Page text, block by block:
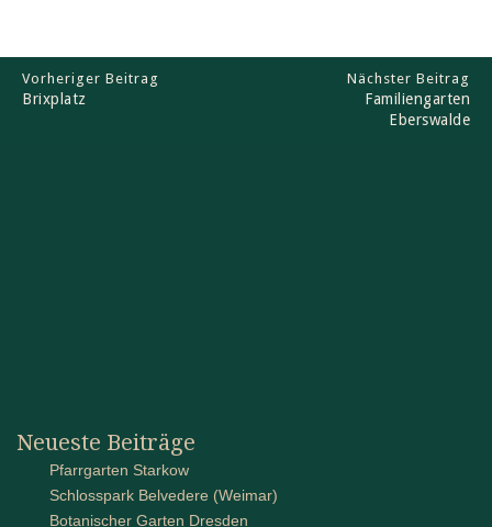
Vorheriger Beitrag
Brixplatz
Nächster Beitrag
Familiengarten
Eberswalde
Neueste Beiträge
Pfarrgarten Starkow
Schlosspark Belvedere (Weimar)
Botanischer Garten Dresden